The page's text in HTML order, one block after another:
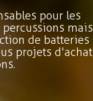
pour les
mais
de batteries
projets d'achat